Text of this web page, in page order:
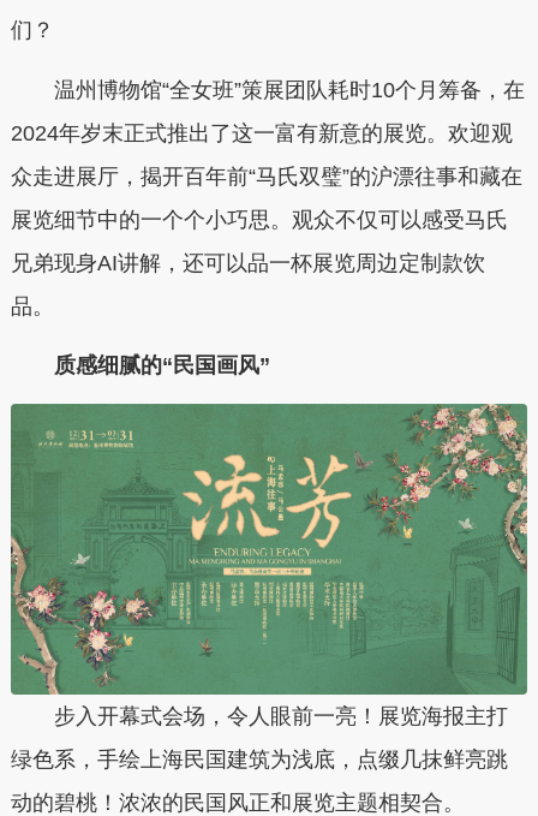
们？
温州博物馆“全女班”策展团队耗时10个月筹备，在
2024年岁末正式推出了这一富有新意的展览。欢迎观
众走进展厅，揭开百年前“马氏双璧”的沪漂往事和藏在
展览细节中的一个个小巧思。观众不仅可以感受马氏
兄弟现身AI讲解，还可以品一杯展览周边定制款饮
品。
质感细腻的“民国画风”
步入开幕式会场，令人眼前一亮！展览海报主打
绿色系，手绘上海民国建筑为浅底，点缀几抹鲜亮跳
动的碧桃！浓浓的民国风正和展览主题相契合。